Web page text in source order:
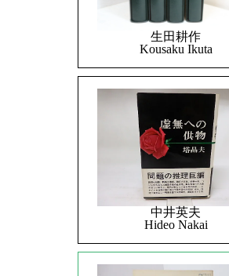
生田耕作
Kousaku Ikuta
中井英夫
Hideo Nakai